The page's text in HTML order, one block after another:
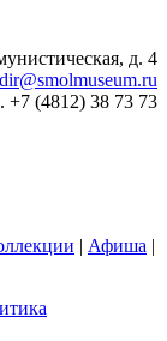
д. 4
dir@smolmuseum.ru
+7 (4812) 38 73 73
| Афиша |